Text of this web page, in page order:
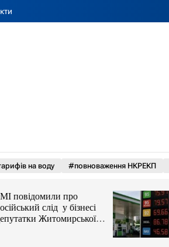
на воду #повноваження НКРЕКП
про
слід у бізнесі
Житомирської
Ірини Костюшко
можуть арештувати
В